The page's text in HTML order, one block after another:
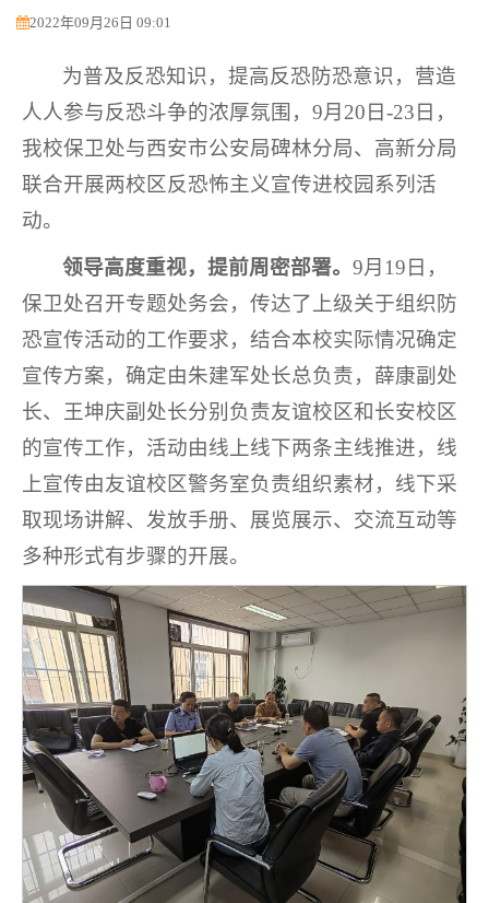
2022年09月26日 09:01
为普及反恐知识，提高反恐防恐意识，营造
人人参与反恐斗争的浓厚氛围，9月20日-23日，
我校保卫处与西安市公安局碑林分局、高新分局
联合开展两校区反恐怖主义宣传进校园系列活
动。
领导高度重视，提前周密部署。9月19日，
保卫处召开专题处务会，传达了上级关于组织防
恐宣传活动的工作要求，结合本校实际情况确定
宣传方案，确定由朱建军处长总负责，薛康副处
长、王坤庆副处长分别负责友谊校区和长安校区
的宣传工作，活动由线上线下两条主线推进，线
上宣传由友谊校区警务室负责组织素材，线下采
取现场讲解、发放手册、展览展示、交流互动等
多种形式有步骤的开展。